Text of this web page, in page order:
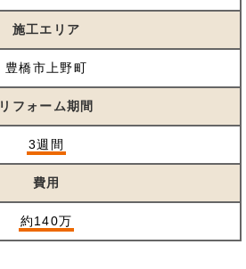
施工エリア
豊橋市上野町
リフォーム期間
3週間
費用
約140万